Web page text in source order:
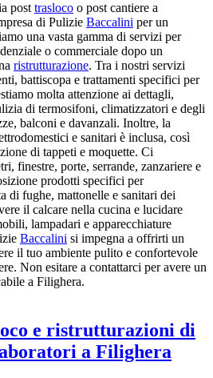
posttrasloco o post cantiere a
di Pulizie Baccalini per un
una vasta gamma di servizi per
o commerciale dopo un
ristrutturazione. Tra i nostri servizi
battiscopa e trattamenti specifici per
molta attenzione ai dettagli,
di termosifoni, climatizzatori e degli
balconi e davanzali. Inoltre, la
e sanitari è inclusa, così
di tappeti e moquette. Ci
finestre, porte, serrande, zanzariere e
prodotti specifici per
di fughe, mattonelle e sanitari dei
il calcare nella cucina e lucidare
lampadari e apparecchiature
Baccalini si impegna a offrirti un
il tuo ambiente pulito e confortevole
Non esitare a contattarci per avere un
a Filighera.
e ristrutturazioni di
a Filighera